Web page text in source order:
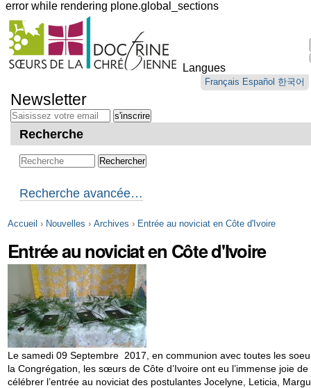
error while rendering plone.global_sections
Outils
personnels
Langues
Français Español 한국어
au
contenu.
Aller
navigation
Newsletter
Recherche
Recherche avancée…
Accueil › Nouvelles › Archives › Entrée au noviciat en Côte d'Ivoire
Entrée au noviciat en Côte d'Ivoire
Le samedi 09 Septembre 2017, en communion avec toutes les
la Congrégation, les sœurs de Côte d’Ivoire ont eu l’immense joie de
célébrer l’entrée au noviciat des postulantes Jocelyne, Leticia,